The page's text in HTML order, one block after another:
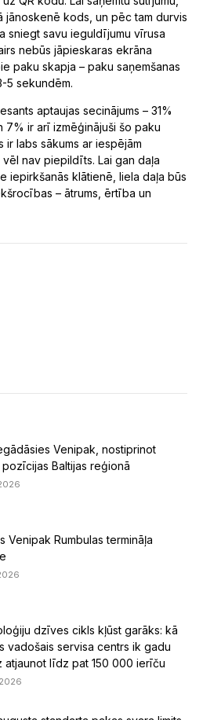
jānoskenē kods, un pēc tam durvis
sniegt savu ieguldījumu vīrusa
nebūs jāpieskaras ekrāna
paku skapja – paku saņemšanas
5 sekundēm.
aptaujas secinājums – 31%
ir arī izmēģinājuši šo paku
ir labs sākums ar iespējām
vēl nav piepildīts. Lai gan daļa
iepirkšanās klātienē, liela daļa būs
– ātrums, ērtība un
Venipak, nostiprinot
pozīcijas Baltijas reģionā
Venipak Rumbulas termināļa
dzīves cikls kļūst garāks: kā
vadošais servisa centrs ik gadu
atjaunot līdz pat 150 000 ierīču